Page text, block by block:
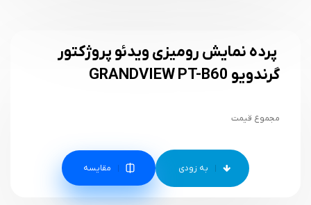
پرده نمایش رومیزی ویدئو پروژکتور
گرندویو GRANDVIEW PT-B60
مجموع قیمت
مقایسه